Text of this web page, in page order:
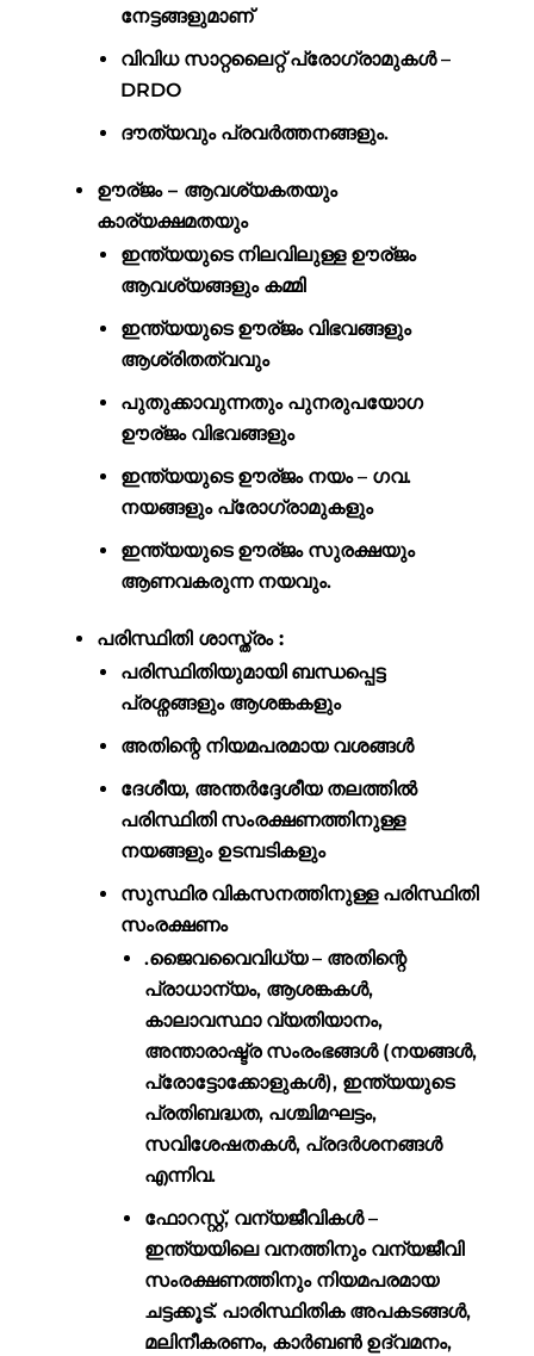
നേട്ടങ്ങളുമാണ്
വിവിധ സാറ്റലൈറ്റ് പ്രോഗ്രാമുകൾ –
DRDO
ദൗത്യവും പ്രവർത്തനങ്ങളും.
ഊര്ജം – ആവശ്യകതയും
കാര്യക്ഷമതയും
ഇന്ത്യയുടെ നിലവിലുള്ള ഊര്ജം
ആവശ്യങ്ങളും കമ്മി
ഇന്ത്യയുടെ ഊര്ജം വിഭവങ്ങളും
ആശ്രിതത്വവും
പുതുക്കാവുന്നതും പുനരുപയോഗ
ഊര്ജം വിഭവങ്ങളും
ഇന്ത്യയുടെ ഊര്ജം നയം – ഗവ.
നയങ്ങളും പ്രോഗ്രാമുകളും
ഇന്ത്യയുടെ ഊര്ജം സുരക്ഷയും
ആണവകരുന്ന നയവും.
പരിസ്ഥിതി ശാസ്ത്രം :
പരിസ്ഥിതിയുമായി ബന്ധപ്പെട്ട
പ്രശ്നങ്ങളും ആശങ്കകളും
അതിന്റെ നിയമപരമായ വശങ്ങൾ
ദേശീയ, അന്തർദ്ദേശീയ തലത്തിൽ
പരിസ്ഥിതി സംരക്ഷണത്തിനുള്ള
നയങ്ങളും ഉടമ്പടികളും
സുസ്ഥിര വികസനത്തിനുള്ള പരിസ്ഥിതി
സംരക്ഷണം
.ജൈവവൈവിധ്യ – അതിന്റെ
പ്രാധാന്യം, ആശങ്കകൾ,
കാലാവസ്ഥാ വ്യതിയാനം,
അന്താരാഷ്ട്ര സംരംഭങ്ങൾ (നയങ്ങൾ,
പ്രോട്ടോക്കോളുകൾ), ഇന്ത്യയുടെ
പ്രതിബദ്ധത, പശ്ചിമഘട്ടം,
സവിശേഷതകൾ, പ്രദർശനങ്ങൾ
എന്നിവ.
ഫോറസ്റ്റ്, വന്യജീവികൾ –
ഇന്ത്യയിലെ വനത്തിനും വന്യജീവി
സംരക്ഷണത്തിനും നിയമപരമായ
ചട്ടക്കൂട്. പാരിസ്ഥിതിക അപകടങ്ങൾ,
മലിനീകരണം, കാർബൺ ഉദ്വമനം,